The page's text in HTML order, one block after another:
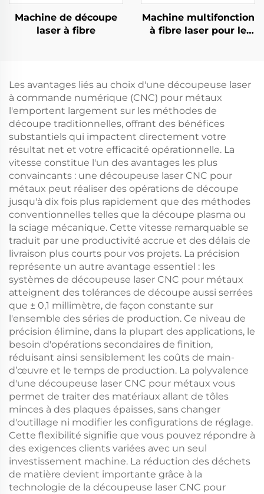
Machine de découpe
laser à fibre
Machine multifonction
à fibre laser pour le
Les avantages liés au choix d'une découpeuse laser
à commande numérique (CNC) pour métaux
l'emportent largement sur les méthodes de
découpe traditionnelles, offrant des bénéfices
substantiels qui impactent directement votre
résultat net et votre efficacité opérationnelle. La
vitesse constitue l'un des avantages les plus
convaincants : une découpeuse laser CNC pour
métaux peut réaliser des opérations de découpe
jusqu'à dix fois plus rapidement que des méthodes
conventionnelles telles que la découpe plasma ou
la sciage mécanique. Cette vitesse remarquable se
traduit par une productivité accrue et des délais de
livraison plus courts pour vos projets. La précision
représente un autre avantage essentiel : les
systèmes de découpeuse laser CNC pour métaux
atteignent des tolérances de découpe aussi serrées
que ± 0,1 millimètre, de façon constante sur
l'ensemble des séries de production. Ce niveau de
précision élimine, dans la plupart des applications, le
besoin d'opérations secondaires de finition,
réduisant ainsi sensiblement les coûts de main-
d’œuvre et le temps de production. La polyvalence
d'une découpeuse laser CNC pour métaux vous
permet de traiter des matériaux allant de tôles
minces à des plaques épaisses, sans changer
d'outillage ni modifier les configurations de réglage.
Cette flexibilité signifie que vous pouvez répondre à
des exigences clients variées avec un seul
investissement machine. La réduction des déchets
de matière devient importante grâce à la
technologie de la découpeuse laser CNC pour